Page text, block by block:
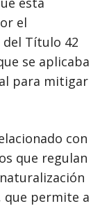
el
Título 42
se aplicaba
para mitigar
con
que regulan
que permite a